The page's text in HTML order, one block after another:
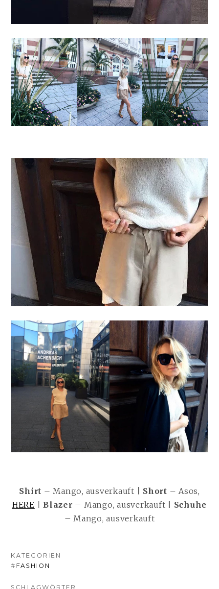
Shirt – Mango, ausverkauft | Short – Asos,
HERE |Blazer – Mango, ausverkauft |
Schuhe
– Mango, ausverkauft
KATEGORIEN
# FASHION
SCHLAGWÖRTER